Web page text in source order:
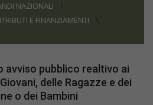
NAZIONALI
E FINANZIAMENTI
avviso pubblico realtivo ai
delle Ragazze e dei
o dei Bambini